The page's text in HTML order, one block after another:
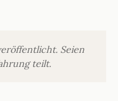
Seien
teilt.